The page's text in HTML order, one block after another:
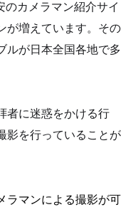
のカメラマン紹介サイ
が増えています。その
ルが日本全国各地で多
者に迷惑をかける行
影を行っていることが
ラマンによる撮影が可